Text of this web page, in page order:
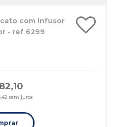
com Infusor
- ref 6299
sem juros